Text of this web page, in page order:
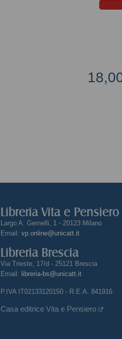
Libreria Vita e
Largo A. Gemelli, 1 - 20123 Milano
Email: vp.online@unicatt.it
Libreria Brescia
Via Trieste, 17/d - 25121 Brescia
Email: libreria-bs@unicatt.it
P.IVA IT02133120150 - R.E.A. 841916
Casa editrice Vita e Pensiero